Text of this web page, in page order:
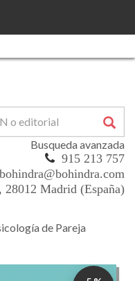
para mejorar nuestros
bohindra@bohindra.com
28012 Madrid (España)
de Pareja
5 %